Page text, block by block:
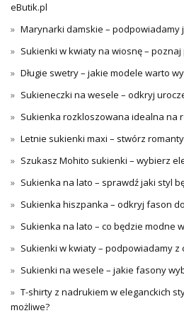
eButik.pl
Marynarki damskie – podpowiadamy
Sukienki w kwiaty na wiosnę –
Długie swetry – jakie modele warto
Sukieneczki na wesele – odkryj
Sukienka rozkloszowana idealna na
Letnie sukienki maxi – stwórz
Szukasz Mohito sukienki – wybierz
Sukienka na lato – sprawdź jaki styl
Sukienka hiszpanka – odkryj fason
Sukienka na lato – co będzie modne
Sukienki w kwiaty – podpowiadamy z
Sukienki na wesele – jakie fasony
T-shirty z nadrukiem w eleganckich
możliwe?